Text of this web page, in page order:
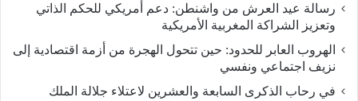
رسالة عيد العرش من واشنطن: دعم أمريكي للحكم الذاتي
وتعزيز الشراكة المغربية الأمريكية
​الهروب العابر للحدود: حين تتحول الهجرة من أزمة اقتصادية إلى
نزيف اجتماعي ونفسي
في رحاب الذكرى السابعة والعشرين لاعتلاء جلالة الملك